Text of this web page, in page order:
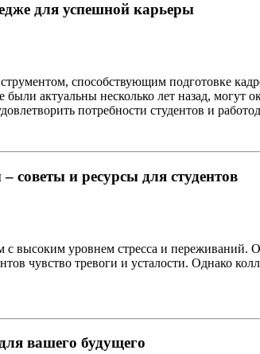
для успешной карьеры
способствующим подготовке
актуальны несколько лет назад,
потребности студентов и
советы и ресурсы для студентов
высоким уровнем стресса и переживаний.
чувство тревоги и усталости. Однако
вашего будущего